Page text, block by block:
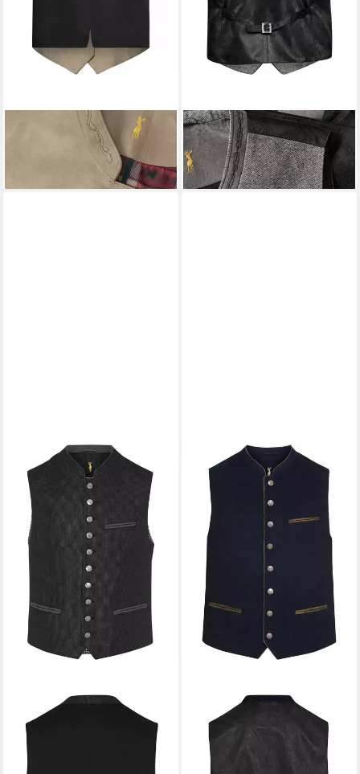
Trachtenweste
ALMSACHTrachtenweste
Woll-Trachtenweste
119,99 €